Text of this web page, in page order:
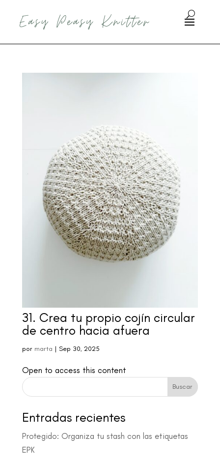
31. Crea tu propio cojín circular
de centro hacia afuera
por marta | Sep 30, 2025
Open to access this content
Buscar
Entradas recientes
Protegido: Organiza tu stash con las etiquetas
EPK